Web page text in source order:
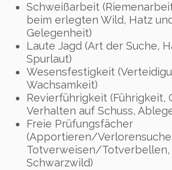
Schweißarbeit
beim erlegten Wild, Hatz
Gelegenheit)
Laute Jagd (Art der Suche,
Spurlaut)
Wesensfestigkeit
Wachsamkeit)
Revierführigkeit (Führigkeit,
Verhalten auf Schuss,
Freie Prüfungsfächer
(Apportieren/
Totverweisen/Totverbellen,
Schwarzwild)